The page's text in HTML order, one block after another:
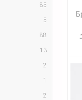
85
5
88
13
2
1
2